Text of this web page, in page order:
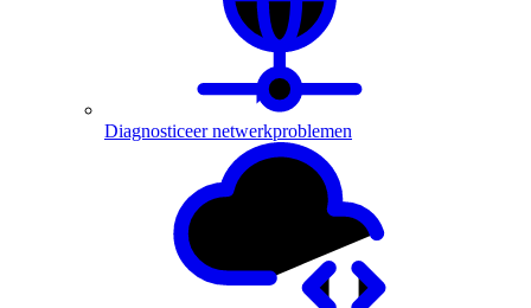
Diagnosticeer netwerkproblemen